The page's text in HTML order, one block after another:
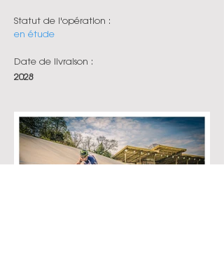
Statut de l'opération :
en étude
Date de livraison :
2028